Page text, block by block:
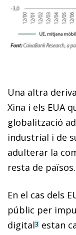
Una altra
Xina i els EUA
globalització
industrial i de
adulterar la
resta de països.
En el cas dels
públic per
digital3 estan